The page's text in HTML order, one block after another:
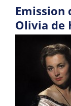
Emission
Olivia de